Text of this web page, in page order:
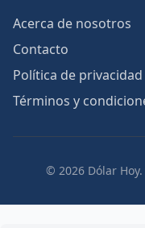
Acerca de nosotros
Contacto
Política de privacidad
Términos y
© 2026 Dólar